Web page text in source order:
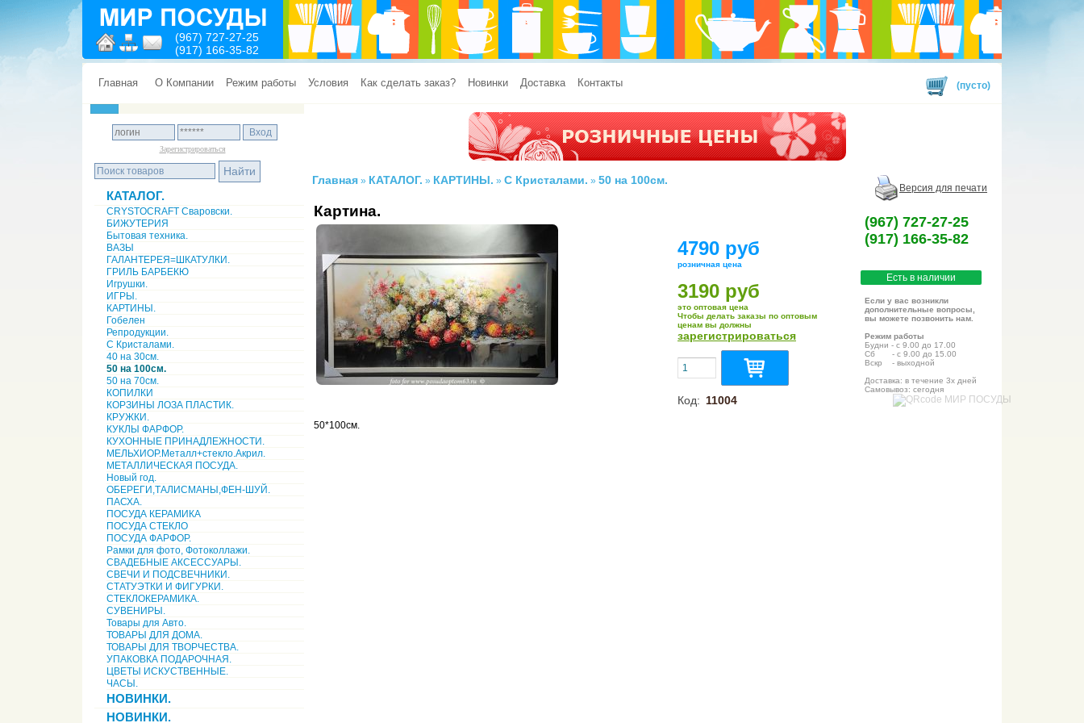
(967) 727-27-25
(917) 166-35-82
Главная О Компании Режим работы Условия Как сделать заказ? Новинки Доставка Контакты (пусто)
Зарегистрироваться
КАТАЛОГ.
CRYSTOCRAFT Сваровски.
БИЖУТЕРИЯ
Бытовая техника.
ВАЗЫ
ГАЛАНТЕРЕЯ=ШКАТУЛКИ.
ГРИЛЬ БАРБЕКЮ
Игрушки.
ИГРЫ.
КАРТИНЫ.
Гобелен
Репродукции.
С Кристалами.
40 на 30см.
50 на 100см.
50 на 70см.
КОПИЛКИ
КОРЗИНЫ ЛОЗА ПЛАСТИК.
КРУЖКИ.
КУКЛЫ ФАРФОР.
КУХОННЫЕ ПРИНАДЛЕЖНОСТИ.
МЕЛЬХИОР.Металл+стекло.Акрил.
МЕТАЛЛИЧЕСКАЯ ПОСУДА.
Новый год.
ОБЕРЕГИ,ТАЛИСМАНЫ,ФЕН-ШУЙ.
ПАСХА.
ПОСУДА КЕРАМИКА
ПОСУДА СТЕКЛО
ПОСУДА ФАРФОР.
Рамки для фото, Фотоколлажи.
СВАДЕБНЫЕ АКСЕССУАРЫ.
СВЕЧИ И ПОДСВЕЧНИКИ.
СТАТУЭТКИ И ФИГУРКИ.
СТЕКЛОКЕРАМИКА.
СУВЕНИРЫ.
Товары для Авто.
ТОВАРЫ ДЛЯ ДОМА.
ТОВАРЫ ДЛЯ ТВОРЧЕСТВА.
УПАКОВКА ПОДАРОЧНАЯ.
ЦВЕТЫ ИСКУСТВЕННЫЕ.
ЧАСЫ.
НОВИНКИ.
НОВИНКИ.
Главная » КАТАЛОГ. » КАРТИНЫ. » С Кристалами. » 50 на 100см.
Версия для печати
Картина.
(967) 727-27-25
(917) 166-35-82
Есть в наличии
Если у вас возникли
дополнительные вопросы,
вы можете позвонить нам.
Режим работы
Будни - с 9.00 до 17.00
Сб - с 9.00 до 15.00
Вскр - выходной
Доставка: в течение 3х дней
Самовывоз: сегодня
4790 руб
розничная цена
3190 руб
это оптовая цена
Чтобы делать заказы по оптовым
ценам вы должны
зарегистрироваться
Код: 11004
50*100см.